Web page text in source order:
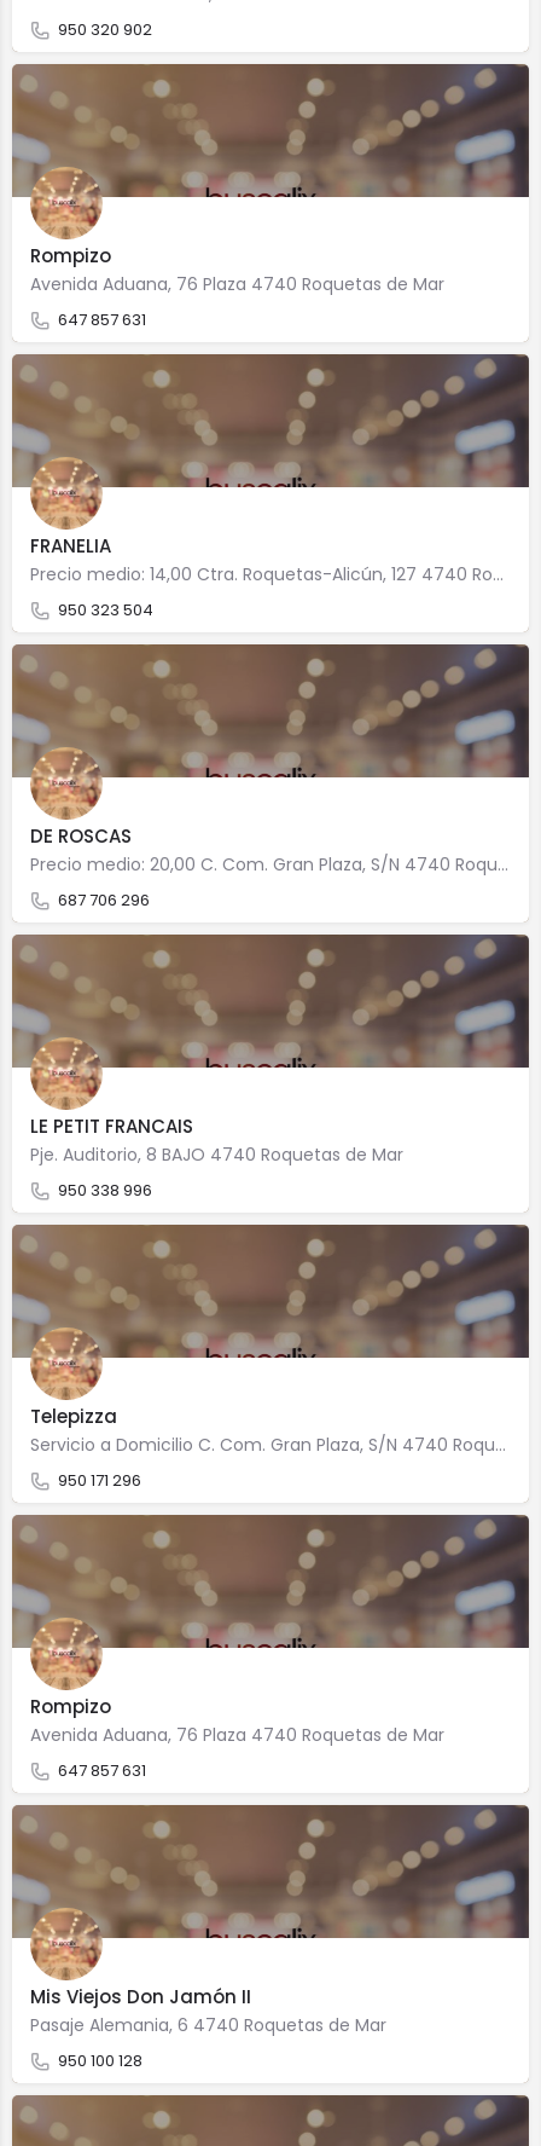
950 320 902
Rompizo
Avenida Aduana, 76 Plaza 4740 Roquetas de Mar
647 857 631
FRANELIA
Precio medio: 14,00 Ctra. Roquetas-Alicún, 127 4740 Roquetas de Mar
950 323 504
DE ROSCAS
Precio medio: 20,00 C. Com. Gran Plaza, S/N 4740 Roquetas de Mar
687 706 296
LE PETIT FRANCAIS
Pje. Auditorio, 8 BAJO 4740 Roquetas de Mar
950 338 996
Telepizza
Servicio a Domicilio C. Com. Gran Plaza, S/N 4740 Roquetas de Mar
950 171 296
Rompizo
Avenida Aduana, 76 Plaza 4740 Roquetas de Mar
647 857 631
Mis Viejos Don Jamón II
Pasaje Alemania, 6 4740 Roquetas de Mar
950 100 128